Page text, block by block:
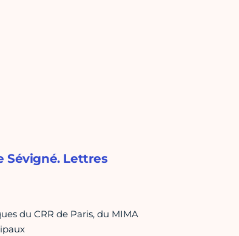
Sévigné. Lettres
du CRR de Paris, du MIMA